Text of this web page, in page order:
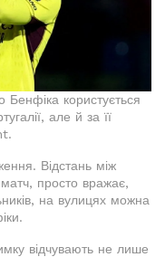
користується
але й за її
Відстань між
просто вражає,
на вулицях можна
відчувають не лише